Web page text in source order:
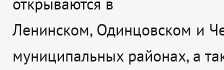
Ленинском, Одинцовском и
муниципальных районах, а